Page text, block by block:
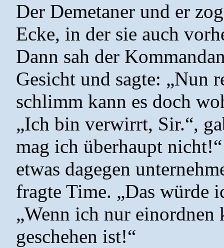
Der Demetaner und er
Ecke, in der sie auch
Dann sah der
Gesicht und sagte: „Nun
schlimm kann es doch
„Ich bin verwirrt, Sir.“,
mag ich überhaupt
etwas dagegen
fragte Time. „Das würde
„Wenn ich nur einordnen
geschehen ist!“